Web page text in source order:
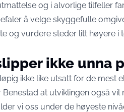
og i alvorlige tilfeller
å velge skyggefulle
og vurdere steder litt høyere
ikke unna
ikke like utsatt for de mest
Benestad at utviklingen også vil
vi oss under de høyeste